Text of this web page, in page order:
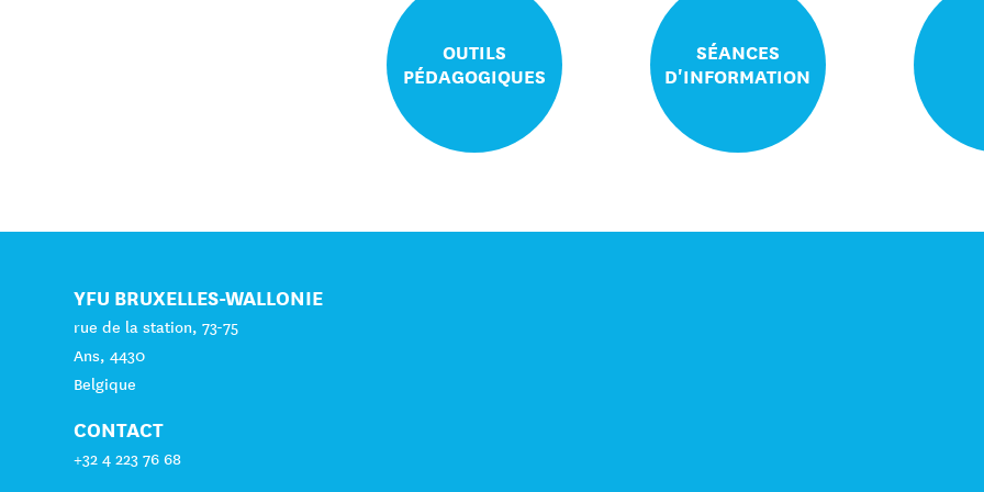
OUTILS
PÉDAGOGIQUES
SÉANCES
D'INFORMATION
YFU BRUXELLES-WALLONIE
rue de la station, 73-75
Ans, 4430
Belgique
CONTACT
+32 4 223 76 68